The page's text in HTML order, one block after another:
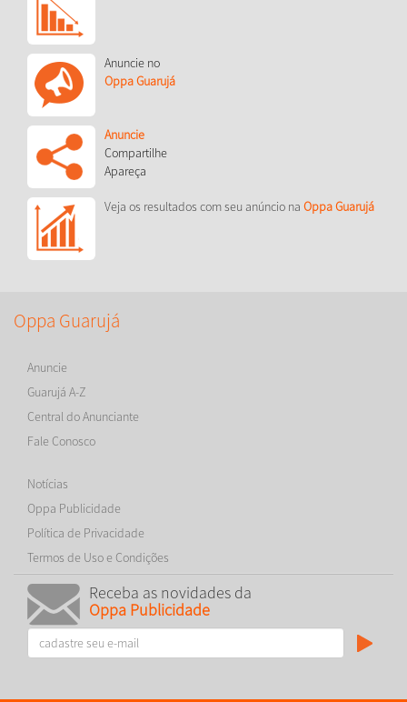
Anuncie no
Oppa Guarujá
Anuncie
Compartilhe
Apareça
Veja os resultados com seu anúncio na Oppa Guarujá
Oppa Guarujá
Anuncie
Guarujá A-Z
Central do Anunciante
Fale Conosco
Notícias
Oppa Publicidade
Política de Privacidade
Termos de Uso e Condições
Receba as novidades da
Oppa Publicidade